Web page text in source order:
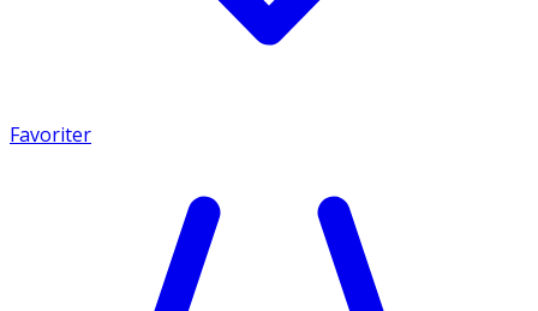
Favoriter